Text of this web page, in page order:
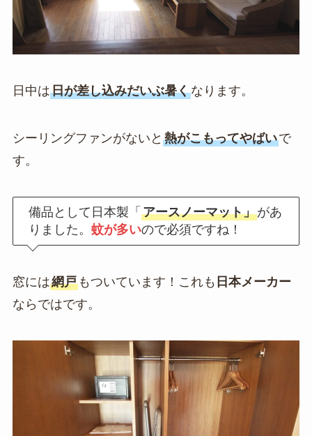
日中は日が差し込みだいぶ暑くなります。
シーリングファンがないと 熱がこもってやばいで
す。
備品として日本製「アースノーマット」があ
りました。蚊が多いので必須ですね！
窓には網戸もついています！これも 日本メーカー
ならではです。